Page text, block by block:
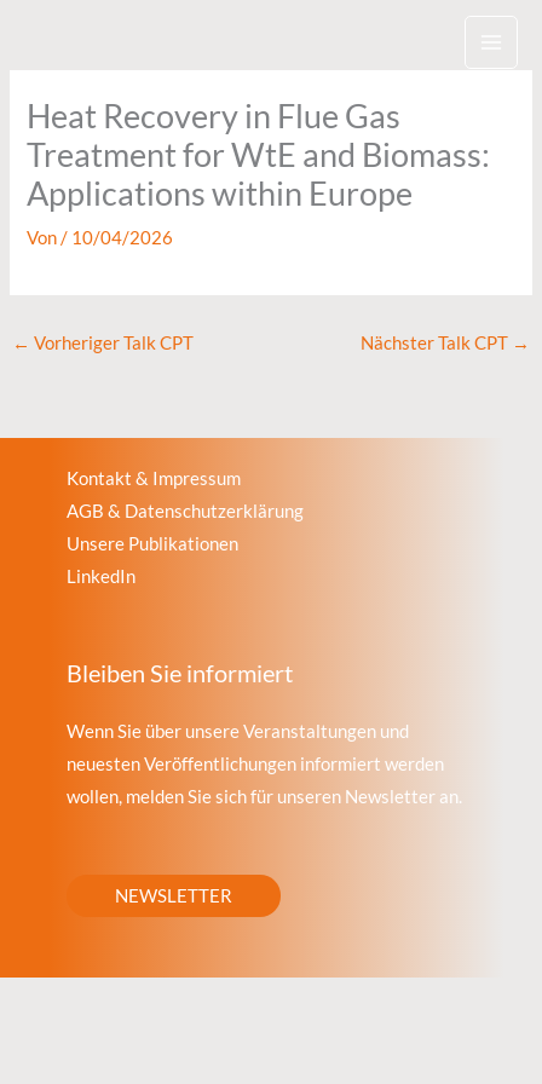
Heat Recovery in Flue Gas
Treatment for WtE and Biomass:
Applications within Europe
Von/ 10/04/2026
← Vorheriger Talk CPT Nächster Talk CPT →
Kontakt & Impressum
AGB & Datenschutzerklärung
Unsere Publikationen
LinkedIn
Bleiben Sie informiert
Wenn Sie über unsere Veranstaltungen und
neuesten Veröffentlichungen informiert werden
wollen, melden Sie sich für unseren Newsletter an.
NEWSLETTER